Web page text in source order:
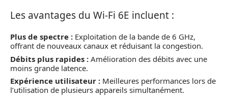
Les avantages du Wi-Fi 6E incluent :
Plus de spectre : Exploitation de la bande de 6 GHz,
offrant de nouveaux canaux et réduisant la congestion.
Débits plus rapides : Amélioration des débits avec une
moins grande latence.
Expérience utilisateur : Meilleures performances lors de
l’utilisation de plusieurs appareils simultanément.